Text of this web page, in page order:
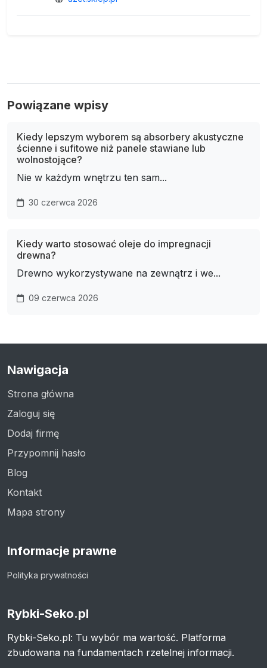
Powiązane wpisy
Kiedy lepszym wyborem są absorbery akustyczne
ścienne i sufitowe niż panele stawiane lub
wolnostojące?
Nie w każdym wnętrzu ten sam...
30 czerwca 2026
Kiedy warto stosować oleje do impregnacji
drewna?
Drewno wykorzystywane na zewnątrz i we...
09 czerwca 2026
Nawigacja
Strona główna
Zaloguj się
Dodaj firmę
Przypomnij hasło
Blog
Kontakt
Mapa strony
Informacje prawne
Polityka prywatności
Rybki-Seko.pl
Rybki-Seko.pl: Tu wybór ma wartość. Platforma
zbudowana na fundamentach rzetelnej informacji.